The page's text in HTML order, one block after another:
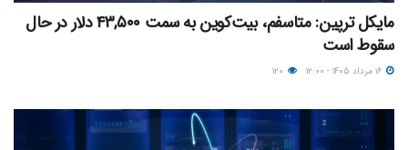
مایکل ترپین: متاسفم، بیت‌کوین به سمت ۴۳,۵۰۰ دلار در حال
سقوط است